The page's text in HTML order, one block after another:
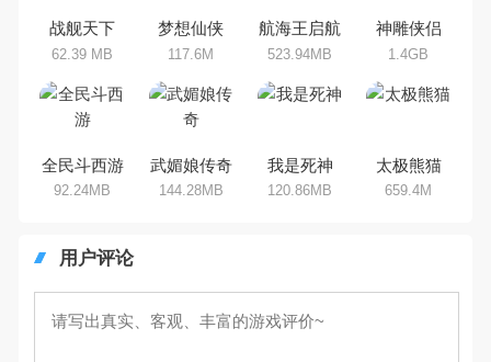
集，欢迎大家前来选择下载体验
战舰天下
62.39 MB
梦想仙侠
117.6M
航海王启航
523.94MB
神雕侠侣
1.4GB
全民斗西游
92.24MB
武媚娘传奇
144.28MB
我是死神
120.86MB
太极熊猫
659.4M
用户评论